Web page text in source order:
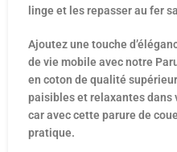
linge et les repasser au fer
Ajoutez une touche
de vie mobile avec notre
en coton de qualité
paisibles et relaxantes dans
car avec cette parure de
pratique.